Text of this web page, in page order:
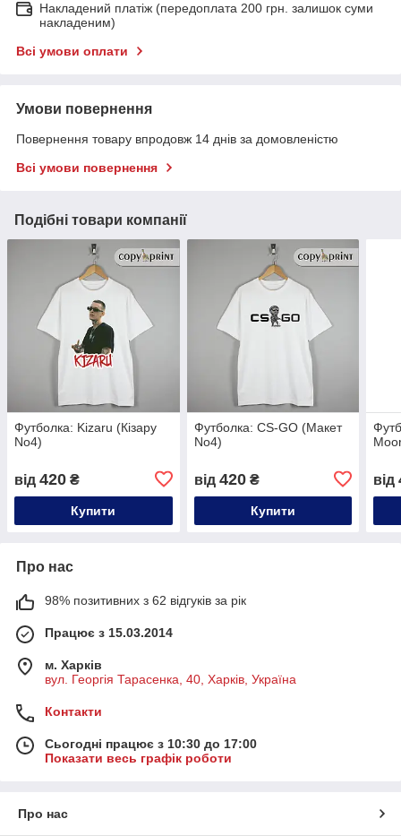
Накладений платіж (передоплата 200 грн. залишок суми
накладеним)
Всі умови оплати
Умови повернення
Повернення товару впродовж 14 днів за домовленістю
Всі умови повернення
Подібні товари компанії
Футболка: Kizaru (Кізару
No4)
від 420 ₴
Купити
Футболка: CS-GO (Макет
No4)
від 420₴
Купити
від
Про нас
98% позитивних з 62 відгуків за рік
Працює з 15.03.2014
м. Харків
вул. Георгія Тарасенка, 40, Харків, Україна
Контакти
Сьогодні працює з 10:30 до 17:00
Показати весь графік роботи
Про нас